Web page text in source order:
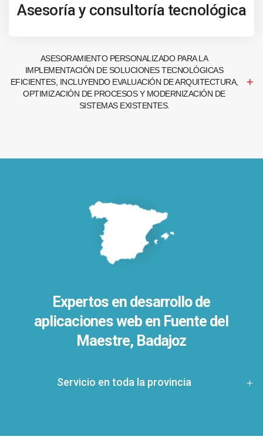
Asesoría y consultoría tecnológica
ASESORAMIENTO PERSONALIZADO PARA LA
IMPLEMENTACIÓN DE SOLUCIONES TECNOLÓGICAS
EFICIENTES, INCLUYENDO EVALUACIÓN DE ARQUITECTURA,
OPTIMIZACIÓN DE PROCESOS Y MODERNIZACIÓN DE
SISTEMAS EXISTENTES.
Expertos en desarrollo de
aplicaciones web en Fuente del
Maestre, Badajoz
Servicio en toda la provincia